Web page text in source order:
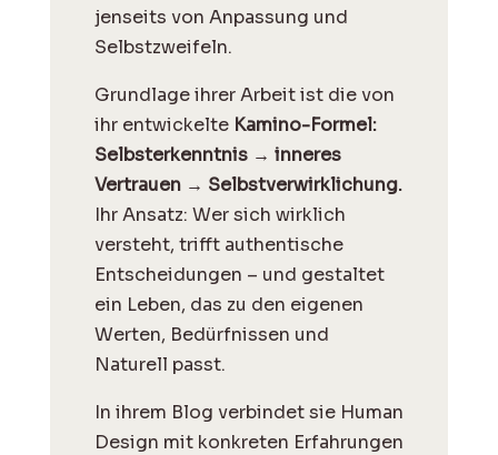
jenseits von Anpassung und
Selbstzweifeln.
Grundlage ihrer Arbeit ist die von
ihr entwickelte Kamino-Formel:
Selbsterkenntnis → inneres
Vertrauen → Selbstverwirklichung.
Ihr Ansatz: Wer sich wirklich
versteht, trifft authentische
Entscheidungen – und gestaltet
ein Leben, das zu den eigenen
Werten, Bedürfnissen und
Naturell passt.
In ihrem Blog verbindet sie Human
Design mit konkreten Erfahrungen